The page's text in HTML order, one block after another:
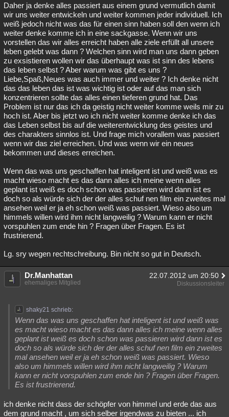
Daher ja denke alles passiert aus einem grund vermutlich damit
wir uns weiter entwickeln und weiter kommen jeder individuell. Ich
weiß jedoch nicht was das für einen sinn haben soll den wenn ich
weiter denke komme ich in eine sackgasse. Wenn wir uns
vorstellen das wir alles erreicht haben alle ziele erfüllt all unsere
leben gelebt was dann ? Welchen sinn wird man uns dann geben
zu exsistieren wollen wir das überhaupt was ist sinn des lebens
das leben selbst ? Aber warum was gibt es uns ?
Liebe,Spaß,Neues was auch immer und weiter ? Ich denke nicht
das das leben das ist was wichtig ist oder auf das man sich
konzentrieren sollte das alles einen tieferen grund hat. Das
Problem ist nur das ich da geistig nicht weiter komme weils mir zu
hoch ist. Aber bis jetzt wo ich nicht weiter komme denke ich das
das Leben selbst bis auf die weiterentwicklung des geistes und
des charakters sinnlos ist. Und frage mich vorallem was passiert
wenn wir das ziel erreichen. Und was wenn wir ein neues
bekommen und dieses erreichen.
Wenn das was uns geschaffen hat inteligent ist und weiß was es
macht wieso macht es das dann alles ich meine wenn alles
geplant ist weiß es doch schon was passieren wird dann ist es
doch so als würde sich der der alles schuf nen film ein zweites mal
ansehen weil er ja eh schon weiß was passiert. Wieso also um
himmels willen wird ihm nicht langweilig ? Warum kann er nicht
vorspuhlen zum ende hin ? Fragen über Fragen. Es ist
frustrierend.
Lg. sry wegen rechtschreibung. Bin nicht so gut in Deutsch.
Dr.Manhattan 22.07.2012 um 20:50
ehemaliges Mitglied Diskussionsleiter
shaky21 schrieb:
Wenn das was uns geschaffen hat inteligent ist und weiß was
es macht wieso macht es das dann alles ich meine wenn alles
geplant ist weiß es doch schon was passieren wird dann ist es
doch so als würde sich der der alles schuf nen film ein zweites
mal ansehen weil er ja eh schon weiß was passiert. Wieso
also um himmels willen wird ihm nicht langweilig ? Warum
kann er nicht vorspuhlen zum ende hin ? Fragen über Fragen.
Es ist frustrierend.
ich denke nicht dass der schöpfer von himmel und erde das aus
dem grund macht , um sich selber irgendwas zu bieten ... ich